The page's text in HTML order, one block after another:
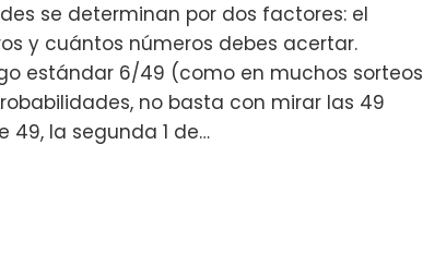
se determinan por dos factores: el
y cuántos números debes acertar.
estándar 6/49 (como en muchos sorteos
no basta con mirar las 49
49, la segunda 1 de…